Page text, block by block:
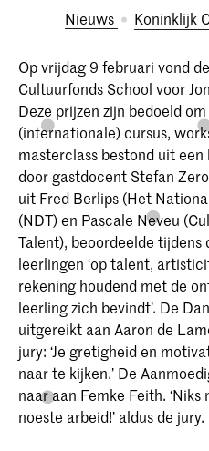
Nieuws Koninklijk
Op vrijdag 9 februari vond
Cultuurfonds School voor
Deze prijzen zijn bedoeld
(internationale) cursus,
masterclass bestond uit
door gastdocent Stefan
uit Fred Berlips (Het
(NDT) en Pascale Neveu
Talent), beoordeelde tijdens
leerlingen ‘op talent,
rekening houdend met de
leerling zich bevindt’. De
uitgereikt aan Aaron de
jury: ‘Je gretigheid en
naar te kijken.’ De
naar aan Femke Feith.
noeste arbeid!’ aldus de jury.